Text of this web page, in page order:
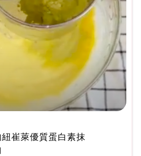
崔萊優質蛋白素抹